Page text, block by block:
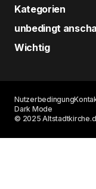
Kategorien
unbedingt
Wichtig
© 2025
Nutzerbedingung
Dark Mode